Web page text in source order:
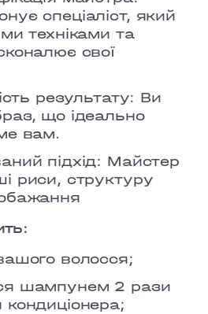
спеціаліст, який
техніками та
свої
результату: Ви
що ідеально
вам.
підхід: Майстер
риси, структуру
волосся;
шампунем 2 рази